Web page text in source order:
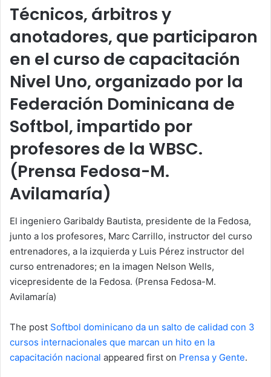
Técnicos, árbitros y
anotadores, que participaron
en el curso de capacitación
Nivel Uno, organizado por la
Federación Dominicana de
Softbol, impartido por
profesores de la WBSC.
(Prensa Fedosa-M.
Avilamaría)
El ingeniero Garibaldy Bautista, presidente de la Fedosa,
junto a los profesores, Marc Carrillo, instructor del curso
entrenadores, a la izquierda y Luis Pérez instructor del
curso entrenadores; en la imagen Nelson Wells,
vicepresidente de la Fedosa. (Prensa Fedosa-M.
Avilamaría)
The post Softbol dominicano da un salto de calidad con 3
cursos internacionales que marcan un hito en la
capacitación nacional appeared first on Prensa y Gente.